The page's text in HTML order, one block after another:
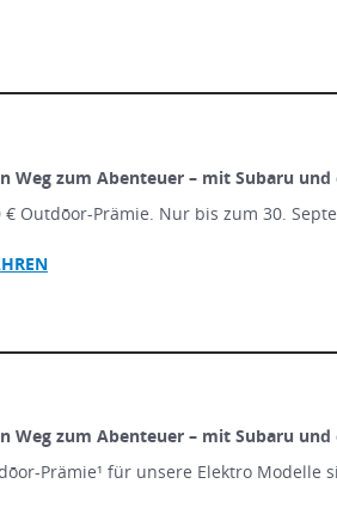
Weg zum Abenteuer – mit Subaru
€ Outdōor-Prämie. Nur bis zum 30.
Weg zum Abenteuer – mit Subaru
Prämie¹ für unsere Elektro